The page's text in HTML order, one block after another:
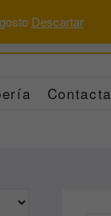
Descartar
Contacta